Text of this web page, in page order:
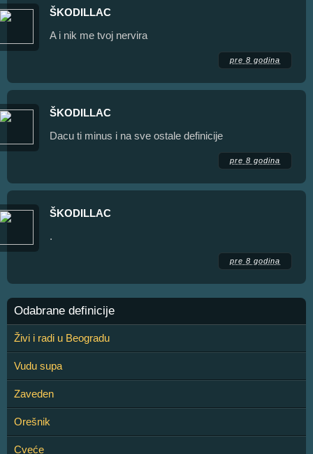
ŠKODILLAC
A i nik me tvoj nervira
pre 8 godina
ŠKODILLAC
Dacu ti minus i na sve ostale definicije
pre 8 godina
ŠKODILLAC
.
pre 8 godina
Odabrane definicije
Živi i radi u Beogradu
Vudu supa
Zaveden
Orešnik
Cveće